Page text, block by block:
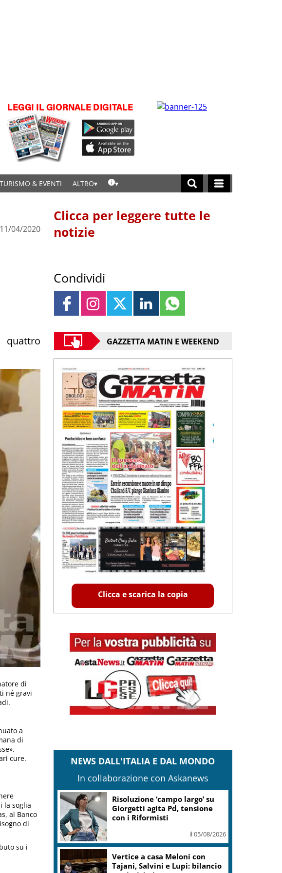
TURISMO & EVENTI ALTRO
11/04/2020
quattro
di
né gravi
a
di
cure.
la soglia
al Banco
di
su i
Clicca per leggere tutte le
notizie
Condividi
GAZZETTA MATIN E WEEKEND
Clicca e scarica la copia
NEWS DALL'ITALIA E DAL MONDO
In collaborazione con Askanews
Banco Bpm, Castagna: Agricole
Italia? Valuteremo, ritengo
fusione molto solida
il 05/08/2026
Conti pubblici, Governo
incassa sì su clausola Ue. Lega